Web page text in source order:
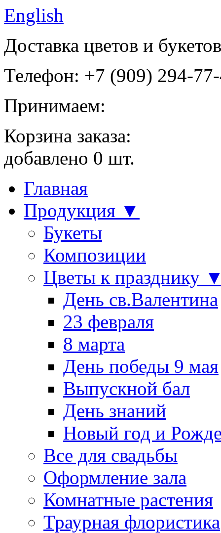
English
Доставка цветов и
Телефон: +7 (909) 294-
Принимаем:
Корзина заказа:
добавлено 0 шт.
Главная
Продукция ▼
Букеты
Композиции
Цветы к празднику
День св.Валентина
23 февраля
8 марта
День победы 9 мая
Выпускной бал
День знаний
Новый год и
Все для свадьбы
Оформление зала
Комнатные растения
Траурная флористика